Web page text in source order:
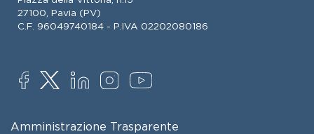
27100, Pavia (PV)
C.F. 96049740184 - P.IVA 02202080186
SOCIAL
FOOTER MENU
Amministrazione Trasparente